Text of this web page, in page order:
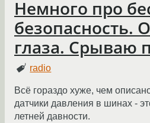
Немного про
безопасность.
глаза. Срываю
radio
Всё гораздо хуже, чем
датчики давления в шинах -
летней давности.